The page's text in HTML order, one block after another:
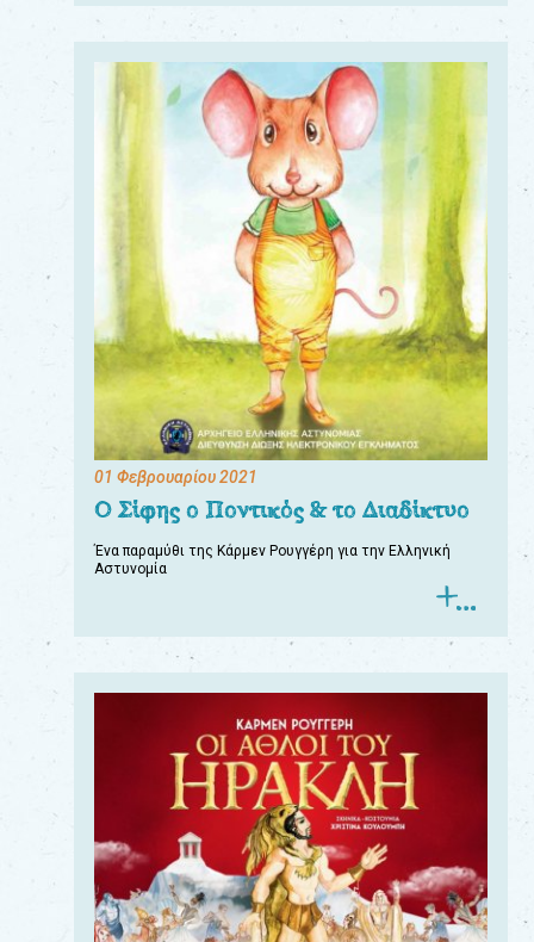
01 Φεβρουαρίου 2021
Ο Σίφης ο Ποντικός & το Διαδίκτυο
Ένα παραμύθι της Κάρμεν Ρουγγέρη για την Ελληνική
Αστυνομία